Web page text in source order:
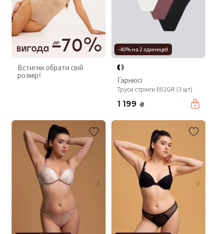
Встигни обрати свій
розмір!
-40% на 2 одиницю!
Гарнюсі
Труси стрінги 002GR (3 шт)
1 199 ₴